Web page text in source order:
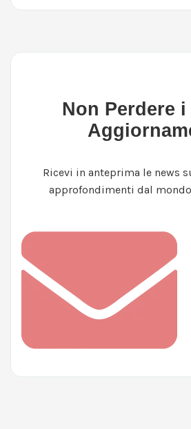
Non Perdere
Ricevi in anteprima le news
approfondimenti dal mondo